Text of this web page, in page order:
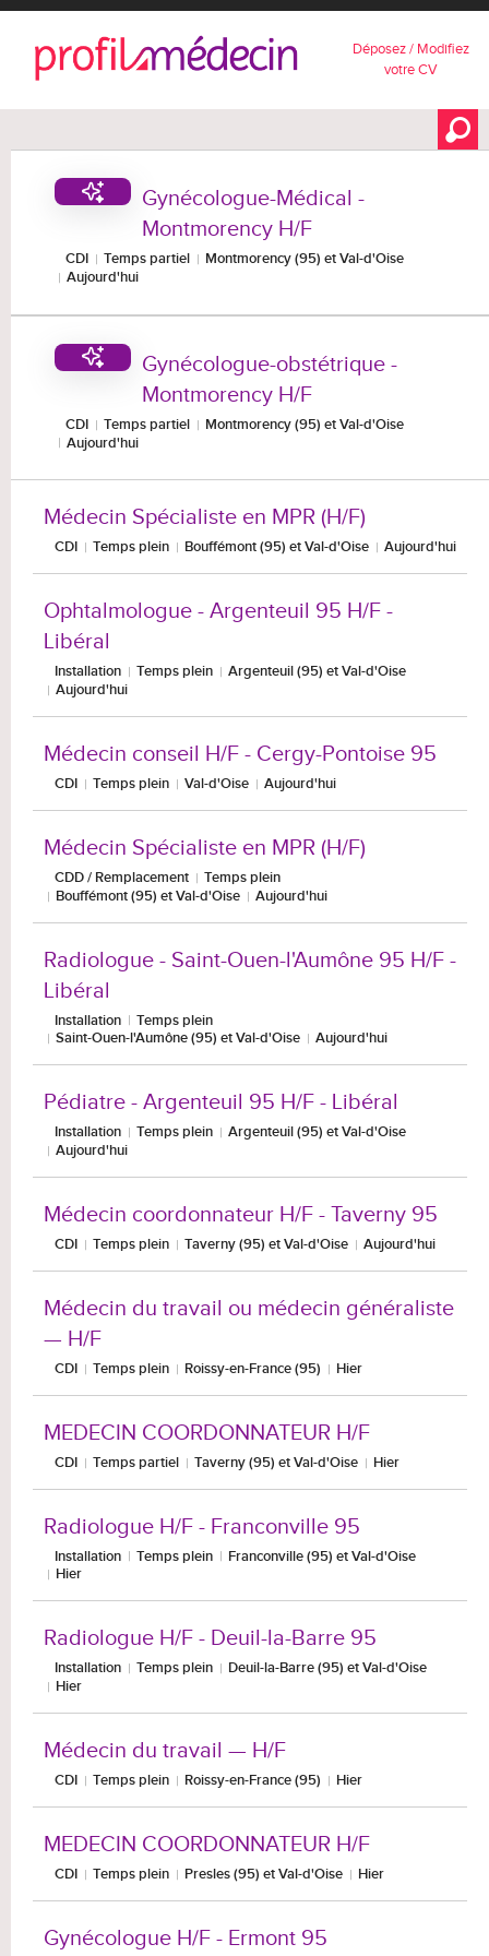
Déposez / Modifiez
votre CV
Gynécologue-Médical -
Montmorency H/F
CDI Temps partiel
Montmorency (95) et Val-d'Oise
Aujourd'hui
Gynécologue-obstétrique -
Montmorency H/F
CDI Temps partiel
Montmorency (95) et Val-d'Oise
Aujourd'hui
Médecin Spécialiste en MPR (H/F)
CDI Temps plein Bouffémont (95) et Val-d'Oise Aujourd'hui
Ophtalmologue - Argenteuil 95 H/F -
Libéral
Installation Temps plein
Argenteuil (95) et Val-d'Oise
Aujourd'hui
Médecin conseil H/F - Cergy-Pontoise 95
CDI Temps plein Val-d'Oise Aujourd'hui
Médecin Spécialiste en MPR (H/F)
CDD / Remplacement
Temps plein
Bouffémont (95) et Val-d'Oise
Aujourd'hui
Radiologue - Saint-Ouen-l'Aumône 95 H/F -
Libéral
Installation
Temps plein
Saint-Ouen-l'Aumône (95) et Val-d'Oise
Aujourd'hui
Pédiatre - Argenteuil 95 H/F - Libéral
Installation Temps plein
Argenteuil (95) et Val-d'Oise
Aujourd'hui
Médecin coordonnateur H/F - Taverny 95
CDI Temps plein Taverny (95) et Val-d'Oise Aujourd'hui
Médecin du travail ou médecin généraliste
— H/F
CDI Temps plein Roissy-en-France (95) Hier
MEDECIN COORDONNATEUR H/F
CDI Temps partiel Taverny (95) et Val-d'Oise Hier
Radiologue H/F - Franconville 95
Installation Temps plein
Franconville (95) et Val-d'Oise
Hier
Radiologue H/F - Deuil-la-Barre 95
Installation Temps plein
Deuil-la-Barre (95) et Val-d'Oise
Hier
Médecin du travail — H/F
CDI Temps plein Roissy-en-France (95) Hier
MEDECIN COORDONNATEUR H/F
CDI Temps plein Presles (95) et Val-d'Oise Hier
Gynécologue H/F - Ermont 95